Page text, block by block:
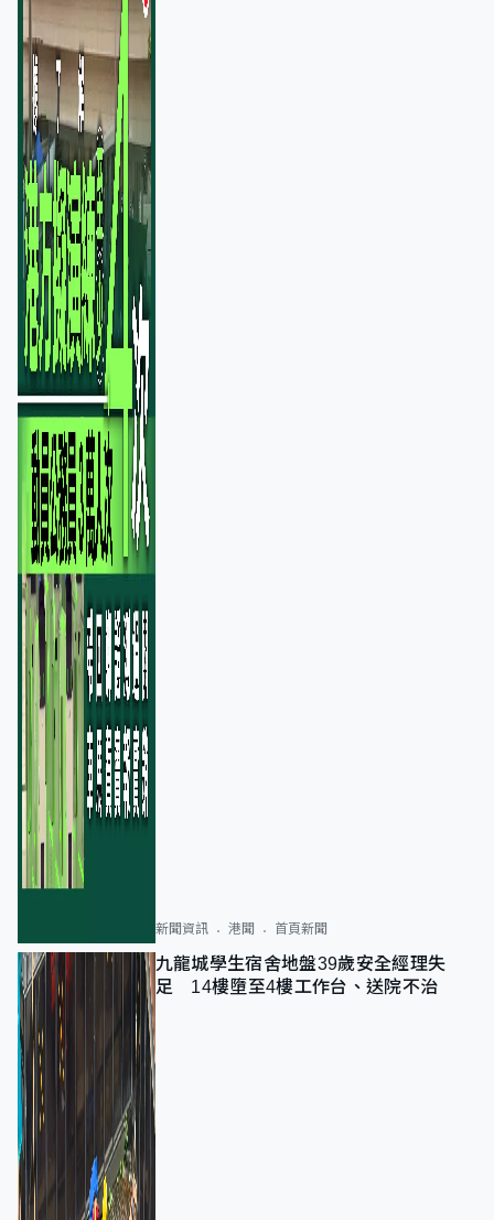
新聞資訊 港聞 首頁新聞
九龍城學生宿舍地盤39歲安全經理失
足 14樓墮至4樓工作台、送院不治